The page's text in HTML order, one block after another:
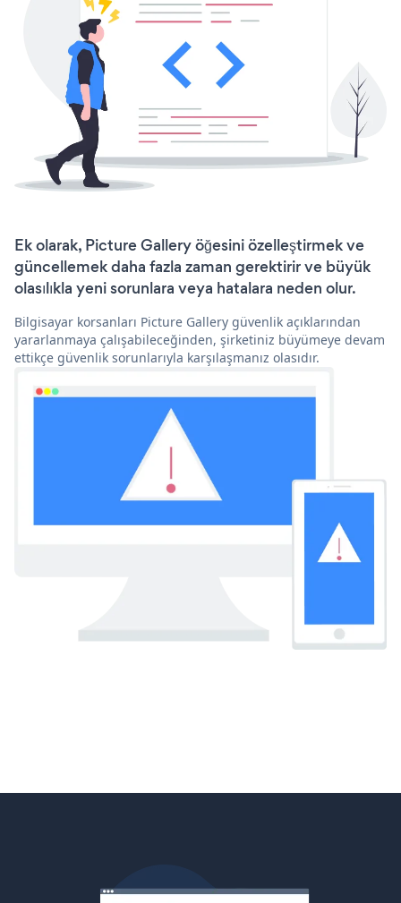
Ek olarak, Picture Gallery öğesini özelleştirmek ve
güncellemek daha fazla zaman gerektirir ve büyük
olasılıkla yeni sorunlara veya hatalara neden olur.
Bilgisayar korsanları Picture Gallery güvenlik açıklarından
yararlanmaya çalışabileceğinden, şirketiniz büyümeye devam
ettikçe güvenlik sorunlarıyla karşılaşmanız olasıdır.